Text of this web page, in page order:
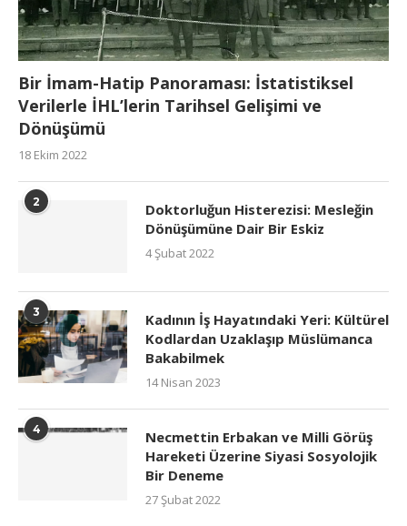
Bir İmam-Hatip Panoraması: İstatistiksel
Verilerle İHL’lerin Tarihsel Gelişimi ve
Dönüşümü
18 Ekim 2022
2
Doktorluğun Histerezisi: Mesleğin
Dönüşümüne Dair Bir Eskiz
4 Şubat 2022
3
Kadının İş Hayatındaki Yeri: Kültürel
Kodlardan Uzaklaşıp Müslümanca
Bakabilmek
14 Nisan 2023
4
Necmettin Erbakan ve Milli Görüş
Hareketi Üzerine Siyasi Sosyolojik
Bir Deneme
27 Şubat 2022